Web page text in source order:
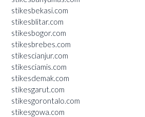
stikesbekasi.com
stikesblitar.com
stikesbogor.com
stikesbrebes.com
stikescianjur.com
stikesciamis.com
stikesdemak.com
stikesgarut.com
stikesgorontalo.com
stikesgowa.com